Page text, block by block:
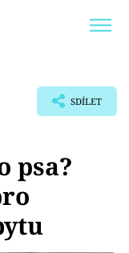
SDÍLET
psa?